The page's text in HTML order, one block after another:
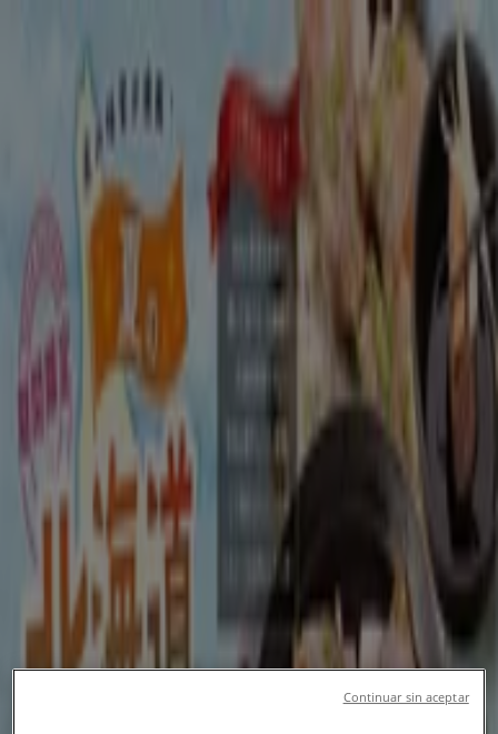
あなたはここにいる：
スーパーマーケット ファッション
ホームセンター&
家電
カラオケ & エンター
スポーツ
車&モーターバ
レストラン 千代田区：クーポン、メニ
ュー、割引情報
千代田区のTiendeo
レストランの千代田区チラシ
新規
Continuar sin aceptar